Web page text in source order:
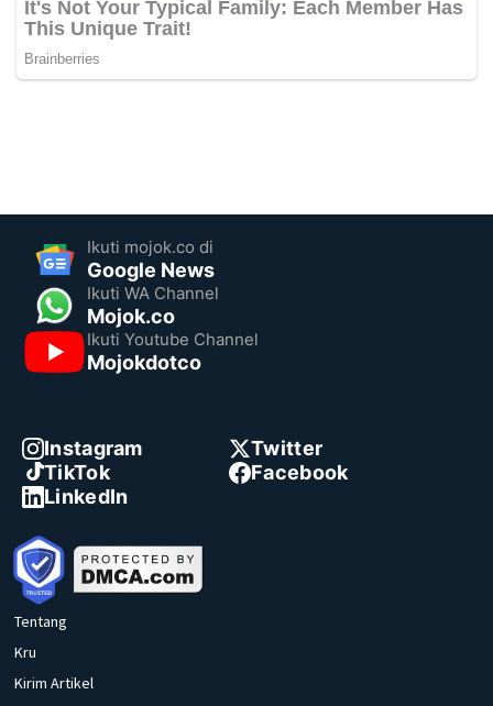
Ikuti mojok.co di
Google News
Ikuti WA Channel
Mojok.co
Ikuti Youtube Channel
Mojokdotco
Instagram
Twitter
TikTok
Facebook
LinkedIn
Tentang
Kru
Kirim Artikel